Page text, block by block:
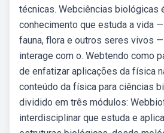
técnicas. Webciências biológicas
conhecimento que estuda a vida
fauna, flora e outros seres vivos
interage com o. Webtendo como
de enfatizar aplicações da física
conteúdo da física para ciências
dividido em três módulos:
interdisciplinar que estuda e